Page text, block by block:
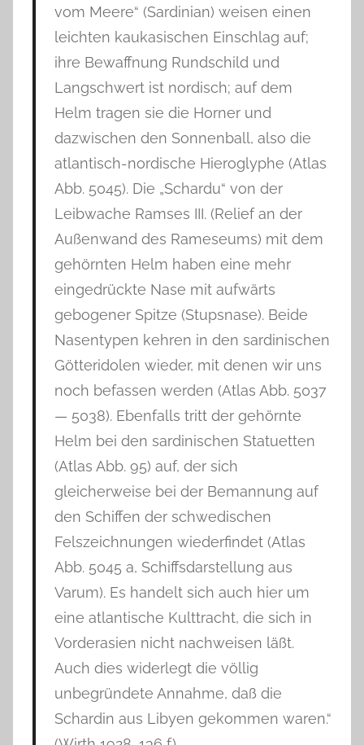
vom Meere“ (Sardinian) weisen einen
leichten kaukasischen Einschlag auf;
ihre Bewaffnung Rundschild und
Langschwert ist nordisch; auf dem
Helm tragen sie die Horner und
dazwischen den Sonnenball, also die
atlantisch-nordische Hieroglyphe (Atlas
Abb. 5045). Die „Schardu“ von der
Leibwache Ramses III. (Relief an der
Außenwand des Rameseums) mit dem
gehörnten Helm haben eine mehr
eingedrückte Nase mit aufwärts
gebogener Spitze (Stupsnase). Beide
Nasentypen kehren in den sardinischen
Götteridolen wieder, mit denen wir uns
noch befassen werden (Atlas Abb. 5037
— 5038). Ebenfalls tritt der gehörnte
Helm bei den sardinischen Statuetten
(Atlas Abb. 95) auf, der sich
gleicherweise bei der Bemannung auf
den Schiffen der schwedischen
Felszeichnungen wiederfindet (Atlas
Abb. 5045 a, Schiffsdarstellung aus
Varum). Es handelt sich auch hier um
eine atlantische Kulttracht, die sich in
Vorderasien nicht nachweisen läßt.
Auch dies widerlegt die völlig
unbegründete Annahme, daß die
Schardin aus Libyen gekommen waren.“